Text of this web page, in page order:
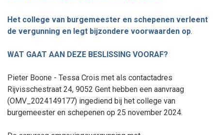
Het college van burgemeester en schepenen verleent
de vergunning en legt bijzondere voorwaarden op.
WAT GAAT AAN DEZE BESLISSING VOORAF?
Pieter Boone - Tessa Crois met als contactadres
Rijvisschestraat 24, 9052 Gent hebben een aanvraag
(OMV_2024149177) ingediend bij het college van
burgemeester en schepenen op 25 november 2024.